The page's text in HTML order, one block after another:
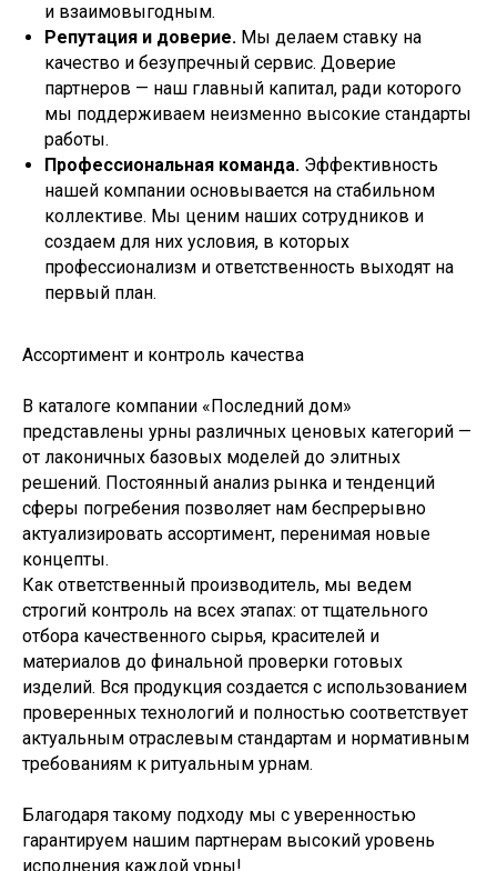
и взаимовыгодным.
Репутация и доверие. Мы делаем ставку на
качество и безупречный сервис. Доверие
партнеров — наш главный капитал, ради которого
мы поддерживаем неизменно высокие стандарты
работы.
Профессиональная команда. Эффективность
нашей компании основывается на стабильном
коллективе. Мы ценим наших сотрудников и
создаем для них условия, в которых
профессионализм и ответственность выходят на
первый план.
Ассортимент и контроль качества
В каталоге компании «Последний дом»
представлены урны различных ценовых категорий —
от лаконичных базовых моделей до элитных
решений. Постоянный анализ рынка и тенденций
сферы погребения позволяет нам беспрерывно
актуализировать ассортимент, перенимая новые
концепты.
Как ответственный производитель, мы ведем
строгий контроль на всех этапах: от тщательного
отбора качественного сырья, красителей и
материалов до финальной проверки готовых
изделий. Вся продукция создается с использованием
проверенных технологий и полностью соответствует
актуальным отраслевым стандартам и нормативным
требованиям к ритуальным урнам.
Благодаря такому подходу мы с уверенностью
гарантируем нашим партнерам высокий уровень
исполнения каждой урны!